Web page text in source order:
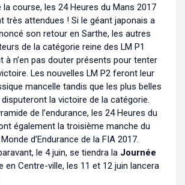
course, les 24 Heures du Mans 2017
très attendues ! Si le géant japonais a
son retour en Sarthe, les autres
de la catégorie reine des LM P1
à n’en pas douter présents pour tenter
Les nouvelles LM P2 feront leur
mancelle tandis que les plus belles
la victoire de la catégorie.
de l’endurance, les 24 Heures du
également la troisième manche du
d’Endurance de la FIA 2017.
le 4 juin, se tiendra la Journée
en Centre-ville, les 11 et 12 juin lancera